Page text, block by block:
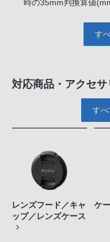
時の35mm判換算値
す
対応商品・アクセサ
す
レンズフード／キャ
ップ／レンズケース
ケ